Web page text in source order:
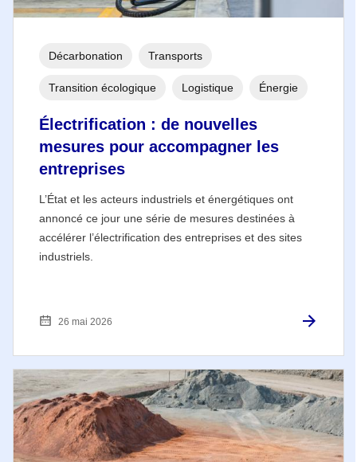
Électrification : de nouvelles
mesures pour accompagner les
entreprises
L’État et les acteurs industriels et énergétiques ont
annoncé ce jour une série de mesures destinées à
accélérer l’électrification des entreprises et des sites
industriels.
Décarbonation Transports
Transition écologique Logistique Énergie
26 mai 2026